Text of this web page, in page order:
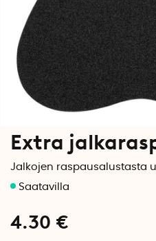
Extra
Jalkojen raspausalustasta
4.30 €